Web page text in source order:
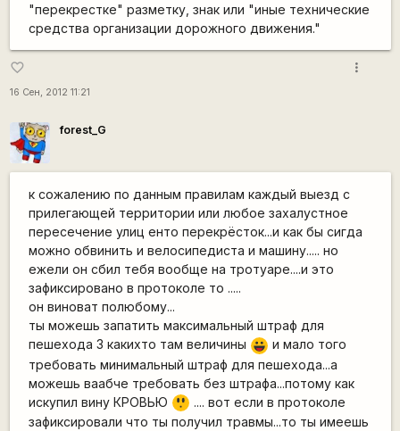
"перекрестке" разметку, знак или "иные технические
средства организации дорожного движения."
favorite_border
16 Сен, 2012 11:21
more_vert
forest_G
к сожалению по данным правилам каждый выезд с
прилегающей территории или любое захалустное
пересечение улиц енто перекрёсток...и как бы сигда
можно обвинить и велосипедиста и машину..... но
ежели он сбил тебя вообще на тротуаре....и это
зафиксировано в протоколе то .....
он виноват полюбому...
ты можешь запатить максимальный штраф для
пешехода 3 какихто там величины |-)) и мало того
требовать минимальный штраф для пешехода...а
можешь ваабче требовать без штрафа...потому как
искупил вину КРОВЬЮ
=8
O
.... вот если в протоколе
зафиксировали что ты получил травмы...то ты имеешь